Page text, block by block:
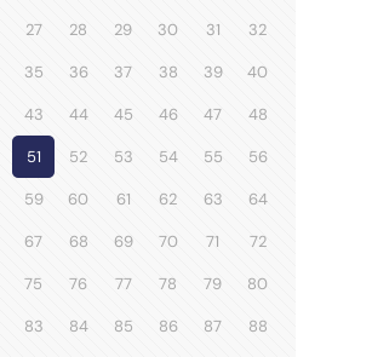
27 28 29 30 31 32
35 36 37 38 39 40
43 44 45 46 47 48
51 52 53 54 55 56
59 60 61 62 63 64
67 68 69 70 71 72
75 76 77 78 79 80
83 84 85 86 87 88